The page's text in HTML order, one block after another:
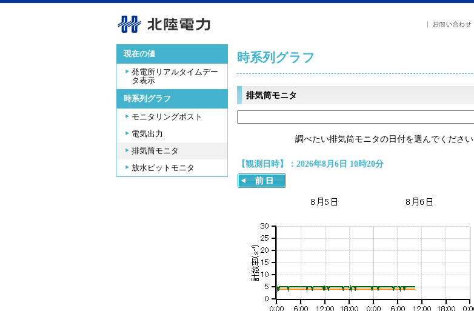
現在の値
発電所リアルタイムデー
タ表示
時系列グラフ
モニタリングポスト
電気出力
排気筒モニタ
放水ピットモニタ
時系列グラフ
排気筒モニタ
調べたい排気筒モニタの日付を選んでください
【観測日時】：2026年8月6日 10時20分